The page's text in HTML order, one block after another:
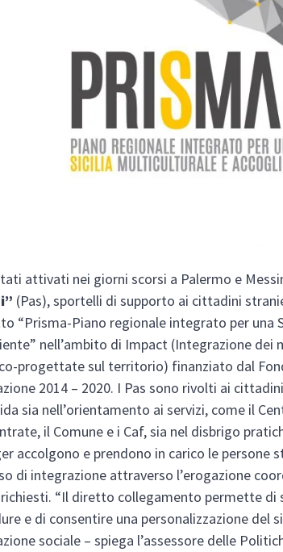
attivati nei giorni scorsi a Palermo e
(Pas), sportelli di supporto ai cittadini
“Prisma-Piano regionale integrato per una
nell’ambito di Impact (Integrazione dei
progettate sul territorio) finanziato dal
2014 – 2020. I Pas sono rivolti ai
sia nell’orientamento ai servizi, come il
il Comune e i Caf, sia nel disbrigo
accolgono e prendono in carico le persone
di integrazione attraverso l’erogazione
“Il diretto collegamento permette di
e di consentire una personalizzazione del
sociale – spiega l’assessore delle